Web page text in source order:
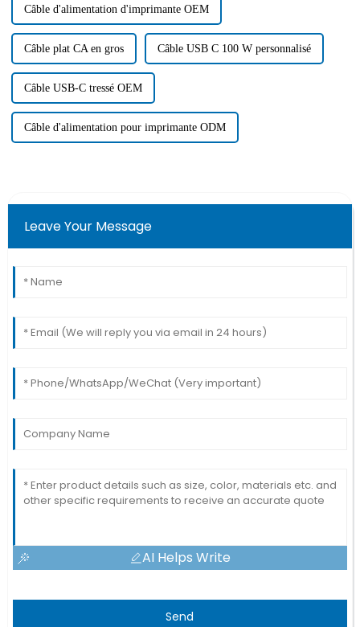
Câble d'alimentation d'imprimante OEM
Câble plat CA en gros Câble USB C 100 W personnalisé
Câble USB-C tressé OEM
Câble d'alimentation pour imprimante ODM
Leave Your Message
AI Helps Write
Send